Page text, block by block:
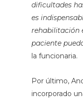
dificultades
es
rehabilitación
paciente
la funcionaria.
Por último,
incorporado